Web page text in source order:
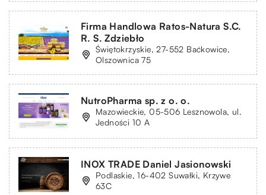
Firma Handlowa Ratos-Natura S.C.
R. S. Zdziebło
Świętokrzyskie, 27-552 Baćkowice,
Olszownica 75
NutroPharma sp. z o. o.
Mazowieckie, 05-506 Lesznowola, ul.
Jedności 10 A
INOX TRADE Daniel Jasionowski
Podlaskie, 16-402 Suwałki, Krzywe
63C